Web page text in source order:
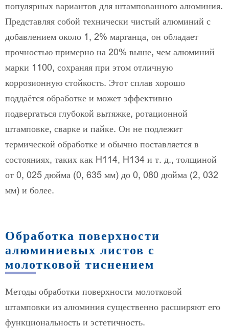
популярных вариантов для штампованного алюминия.
Представляя собой технически чистый алюминий с
добавлением около 1, 2% марганца, он обладает
прочностью примерно на 20% выше, чем алюминий
марки 1100, сохраняя при этом отличную
коррозионную стойкость. Этот сплав хорошо
поддаётся обработке и может эффективно
подвергаться глубокой вытяжке, ротационной
штамповке, сварке и пайке. Он не подлежит
термической обработке и обычно поставляется в
состояниях, таких как H114, H134 и т. д., толщиной
от 0, 025 дюйма (0, 635 мм) до 0, 080 дюйма (2, 032
мм) и более.
Обработка поверхности
алюминиевых листов с
молотковой тиснением
Методы обработки поверхности молотковой
штамповки из алюминия существенно расширяют его
функциональность и эстетичность.